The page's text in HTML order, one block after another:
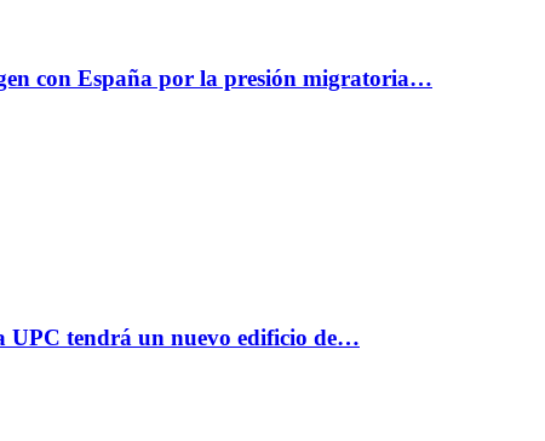
con España por la presión migratoria…
UPC tendrá un nuevo edificio de…